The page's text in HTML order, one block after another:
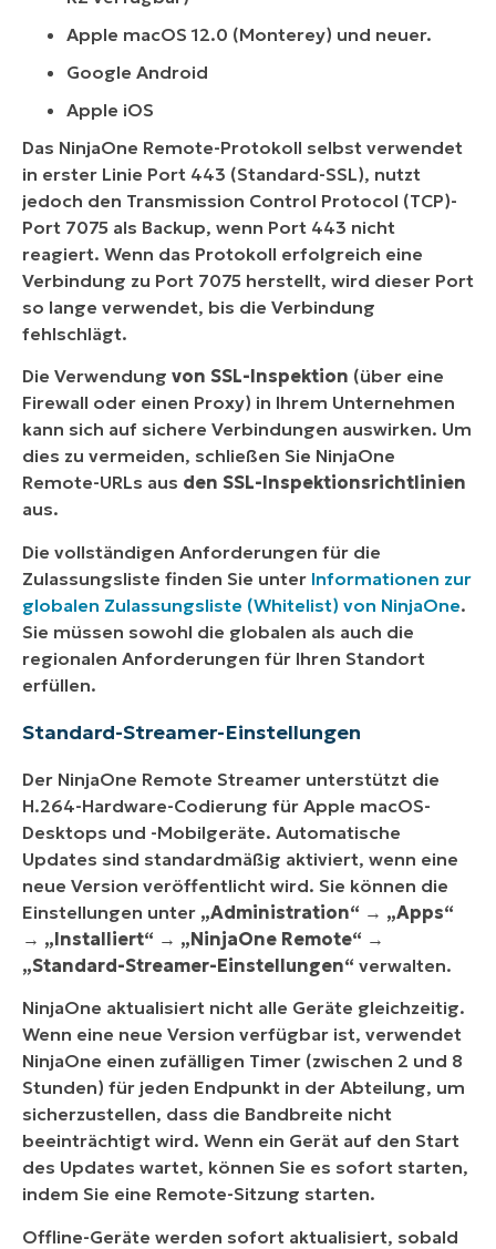
Apple macOS 12.0 (Monterey) und neuer.
Google Android
Apple iOS
Das NinjaOne Remote-Protokoll selbst verwendet
in erster Linie Port 443 (Standard-SSL), nutzt
jedoch den Transmission Control Protocol (TCP)-
Port 7075 als Backup, wenn Port 443 nicht
reagiert. Wenn das Protokoll erfolgreich eine
Verbindung zu Port 7075 herstellt, wird dieser Port
so lange verwendet, bis die Verbindung
fehlschlägt.
Die Verwendung von SSL-Inspektion (über eine
Firewall oder einen Proxy) in Ihrem Unternehmen
kann sich auf sichere Verbindungen auswirken. Um
dies zu vermeiden, schließen Sie NinjaOne
Remote-URLs aus den SSL-Inspektionsrichtlinien
aus.
Die vollständigen Anforderungen für die
Zulassungsliste finden Sie unter Informationen zur
globalen Zulassungsliste (Whitelist) von NinjaOne.
Sie müssen sowohl die globalen als auch die
regionalen Anforderungen für Ihren Standort
erfüllen.
Standard-Streamer-Einstellungen
Der NinjaOne Remote Streamer unterstützt die
H.264-Hardware-Codierung für Apple macOS-
Desktops und -Mobilgeräte. Automatische
Updates sind standardmäßig aktiviert, wenn eine
neue Version veröffentlicht wird. Sie können die
Einstellungen unter „Administration“ → „Apps“
→ „Installiert“ → „NinjaOne Remote“ →
„Standard-Streamer-Einstellungen“ verwalten.
NinjaOne aktualisiert nicht alle Geräte gleichzeitig.
Wenn eine neue Version verfügbar ist, verwendet
NinjaOne einen zufälligen Timer (zwischen 2 und 8
Stunden) für jeden Endpunkt in der Abteilung, um
sicherzustellen, dass die Bandbreite nicht
beeinträchtigt wird. Wenn ein Gerät auf den Start
des Updates wartet, können Sie es sofort starten,
indem Sie eine Remote-Sitzung starten.
Offline-Geräte werden sofort aktualisiert, sobald